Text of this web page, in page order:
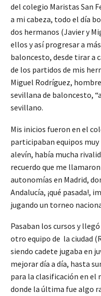
del colegio Maristas San
a mi cabeza, todo el día
dos hermanos (Javier y
ellos y así progresar a
baloncesto, desde tirar a
de los partidos de mis
Miguel Rodríguez,
sevillana de baloncesto,
sevillano.
Mis inicios fueron en el
participaban equipos
alevín, había mucha
recuerdo que me
autonomías en Madrid,
Andalucía, ¡qué pasada!,
jugando un torneo
Pasaban los cursos y
otro equipo de la ciudad
siendo cadete jugaba en
mejorar día a día, hasta
para la clasificación en el
donde la última fue algo